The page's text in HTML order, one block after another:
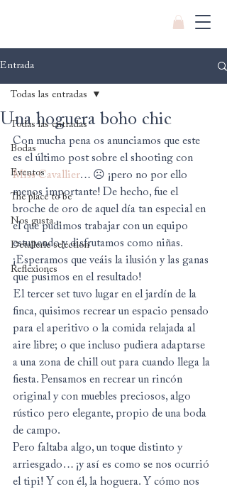
Entrada
Todas las entradas
Bodas
Eventos
The place to be
Nos gusta...
Detallerie selection
Reflexiones
Todas las entradas
Una hoguera boho chic
Con mucha pena os anunciamos que este
es el último post sobre el shooting con
Miss Cavallier… ☹ ¡pero no por ello
menos importante! De hecho, fue el
broche de oro de aquel día tan especial en
el que pudimos trabajar con un equipo
estupendo y disfrutamos como niñas.
¡Esperamos que veáis la ilusión y las ganas
que pusimos en el resultado!
El tercer set tuvo lugar en el jardín de la
finca, quisimos recrear un espacio pensado
para el aperitivo o la comida relajada al
aire libre; o que incluso pudiera adaptarse
a una zona de chill out para cuando llega la
fiesta. Pensamos en recrear un rincón
original y con muebles preciosos, algo
rústico pero elegante, propio de una boda
de campo.
Pero faltaba algo, un toque distinto y
arriesgado… ¡y así es como se nos ocurrió
el tipi! Y con él, la hoguera. Y cómo nos